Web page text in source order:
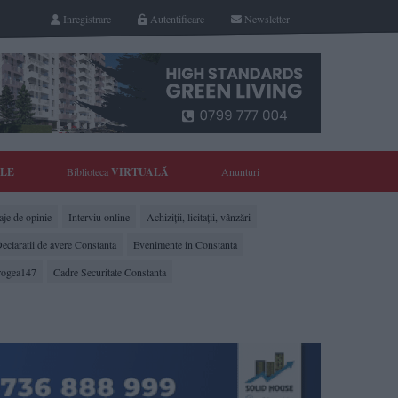
Newsletter
Autentificare
Inregistrare
BibliotecaVIRTUALĂ Anunturi
de opinie Interviu online
Achiziții, licitații, vânzări
de avere Constanta
Evenimente in Constanta
Cadre Securitate Constanta